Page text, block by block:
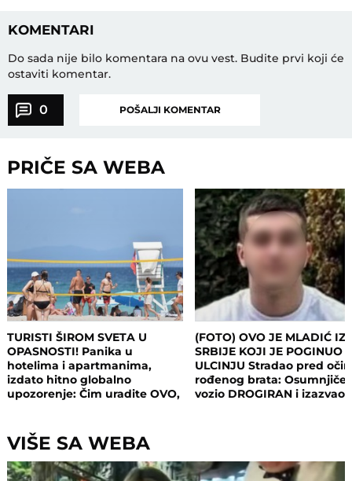
KOMENTARI
Do sada nije bilo komentara na ovu vest. Budite prvi koji će
ostaviti komentar.
0 POŠALJI KOMENTAR
PRIČE SA WEBA
TURISTI ŠIROM SVETA U
OPASNOSTI! Panika u
hotelima i apartmanima,
izdato hitno globalno
upozorenje: Čim uradite OVO,
(FOTO) OVO JE MLADIĆ IZ
SRBIJE KOJI JE POGINUO
ULCINJU Stradao pred
rođenog brata:
vozio DROGIRAN i izazvao
VIŠE SA WEBA